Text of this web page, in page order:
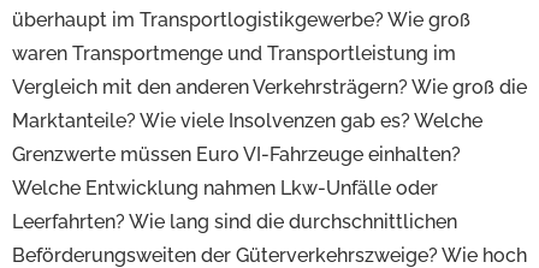
überhaupt im Transportlogistikgewerbe? Wie groß
waren Transportmenge und Transportleistung im
Vergleich mit den anderen Verkehrsträgern? Wie groß die
Marktanteile? Wie viele Insolvenzen gab es? Welche
Grenzwerte müssen Euro VI-Fahrzeuge einhalten?
Welche Entwicklung nahmen Lkw-Unfälle oder
Leerfahrten? Wie lang sind die durchschnittlichen
Beförderungsweiten der Güterverkehrszweige? Wie hoch